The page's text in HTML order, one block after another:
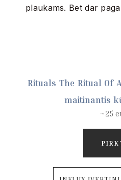
plaukams. Bet dar
Rituals The Ritual Of
maitinantis
~25